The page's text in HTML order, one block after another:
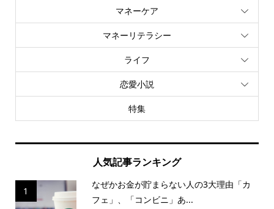
マネーケア
マネーリテラシー
ライフ
恋愛小説
特集
人気記事ランキング
1
なぜかお金が貯まらない人の3大理由「カ
フェ」、「コンビニ」あ...